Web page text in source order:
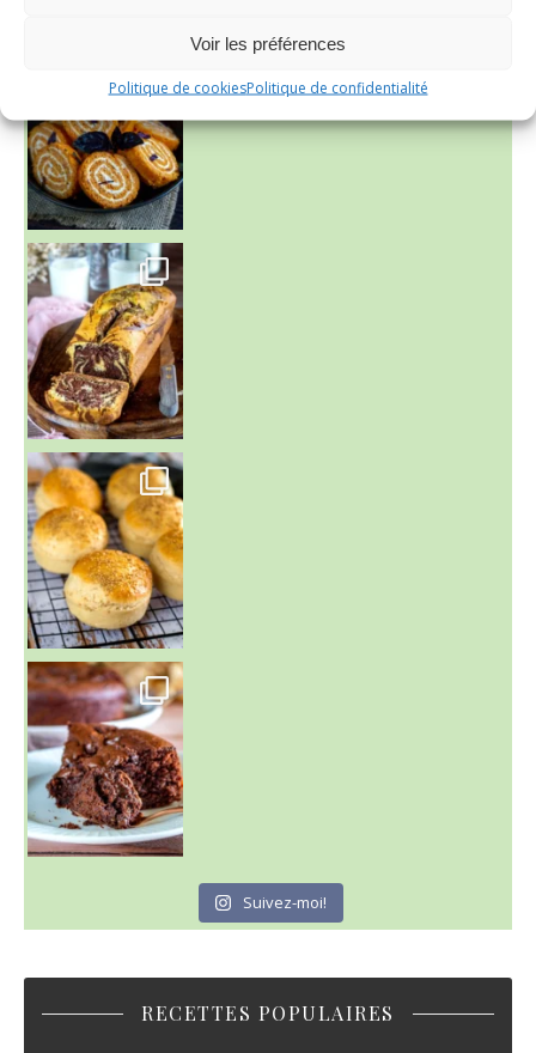
Voir les préférences
Politique de cookiesPolitique de confidentialité
~ BUNS MAISON ~
Un peu de boulange par ici au
~ GÂTEAU FONDANT CHOCO NOISETTE ~
C'est lundi
Suivez-moi!
RECETTES POPULAIRES